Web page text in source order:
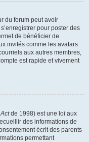
du forum peut avoir
pour poster des
de bénéficier de
invités comme les avatars
aux autres membres,
est rapide et vivement
de 1998) est une loi aux
des informations de
écrit des parents
permettant